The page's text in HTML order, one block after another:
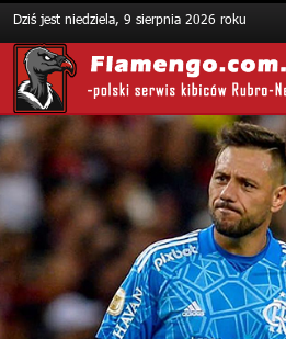
Dziś jest niedziela, 9 sierpnia 2026 roku